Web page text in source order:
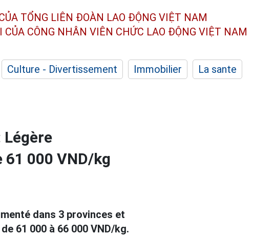
TỔNG LIÊN ĐOÀN LAO ĐỘNG VIỆT NAM
CỦA CÔNG NHÂN VIÊN CHỨC LAO ĐỘNG VIỆT NAM
Culture - Divertissement Immobilier
La sante
000 VND/kg
dans 3 provinces et
61 000 à 66 000 VND/kg.